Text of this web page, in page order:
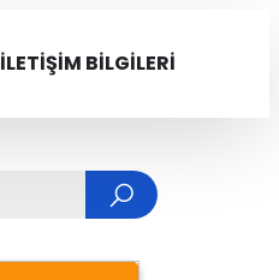
İLETIŞIM BILGILERI